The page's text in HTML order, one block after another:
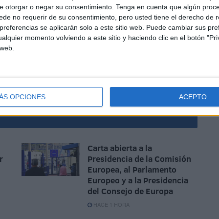
otorgar o negar su consentimiento. Tenga en cuenta que algún
no requerir de su consentimiento, pero usted tiene el derecho de
se aplicarán solo a este sitio web. Puede cambiar sus
momento volviendo a este sitio y haciendo clic en el botón
OPCIONES ACEPTO
no buscan intimidar a este grupo de mujeres, su
miedo que impida a otras mujeres participar en la vida
con la ayuda estimable del silencio cómplice de los
Carta abierta a la
Presidencia de la Comisión
Europea, al Parlamento
Europeo y a la Presidencia
del Consejo de Europa
HACE 1 HORA